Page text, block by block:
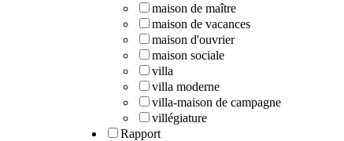
maison de maître
maison de vacances
maison d'ouvrier
maison sociale
villa
villa moderne
villa-maison de campagne
villégiature
Rapport